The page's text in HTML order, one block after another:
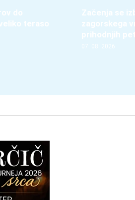
do
teraso
Začenja se
zagorskega
prihodnjih
07. 08. 2026